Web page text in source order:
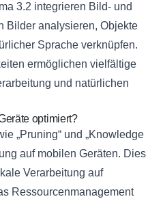
3.2 integrieren Bild- und
Bilder analysieren, Objekte
Sprache verknüpfen.
ermöglichen vielfältige
und natürlichen
optimiert?
„Pruning“ und „Knowledge
auf mobilen Geräten. Dies
Verarbeitung auf
Ressourcenmanagement